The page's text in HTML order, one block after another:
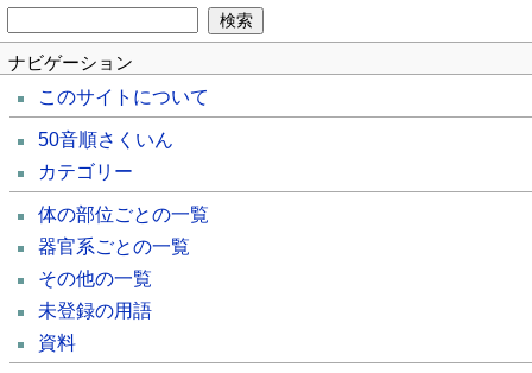
ナビゲーション
このサイトについて
50音順さくいん
カテゴリー
体の部位ごとの一覧
器官系ごとの一覧
その他の一覧
未登録の用語
資料